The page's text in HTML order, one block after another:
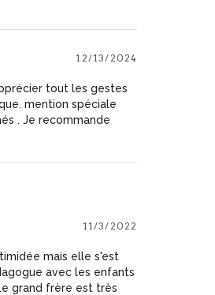
12/13/2024
tout les gestes
mention spéciale
. Je recommande
11/3/2022
mais elle s'est
avec les enfants
grand frère est très